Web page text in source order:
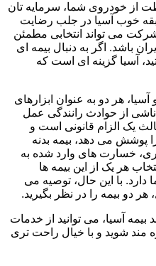
از خودروی شما، سرمایه تان
خوب آسیا در جلب رضایت
شرکت می تواند انتخابی مطمئن
باشد. اگر به دنبال بیمه ای
آسیا گزینه ای است که
هر دو به عنوان ابزارهای
از حوادث رانندگی عمل
یک الزام قانونی است و
پوشش می دهد، بیمه بدنه
خسارت های وارد شده به
هر یک از این بیمه ها
دارد. با این حال، توصیه می
دو بیمه را در نظر بگیرید.
بیمه آسیا، می توانید از خدمات
مند شوید و با خیال راحت تری